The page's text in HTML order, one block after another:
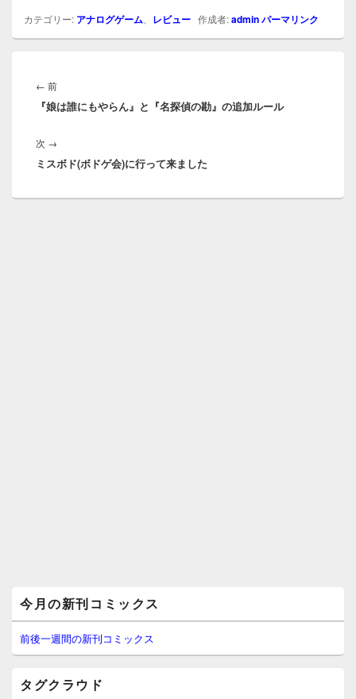
カテゴリー: アナログゲーム レビュー 作成者:adminパーマリンク
稿
ナ
ゲ
ー
シ
← 前前
の
『娘は誰にもやらん』と『名探偵の勘』の追加ルール
次 →
の
稿:
ミスボド(ボドゲ会)に行って来ました
イ
ン
サ
イ
今月の新刊コミックス
前後一週間の新刊コミックス
タグクラウド